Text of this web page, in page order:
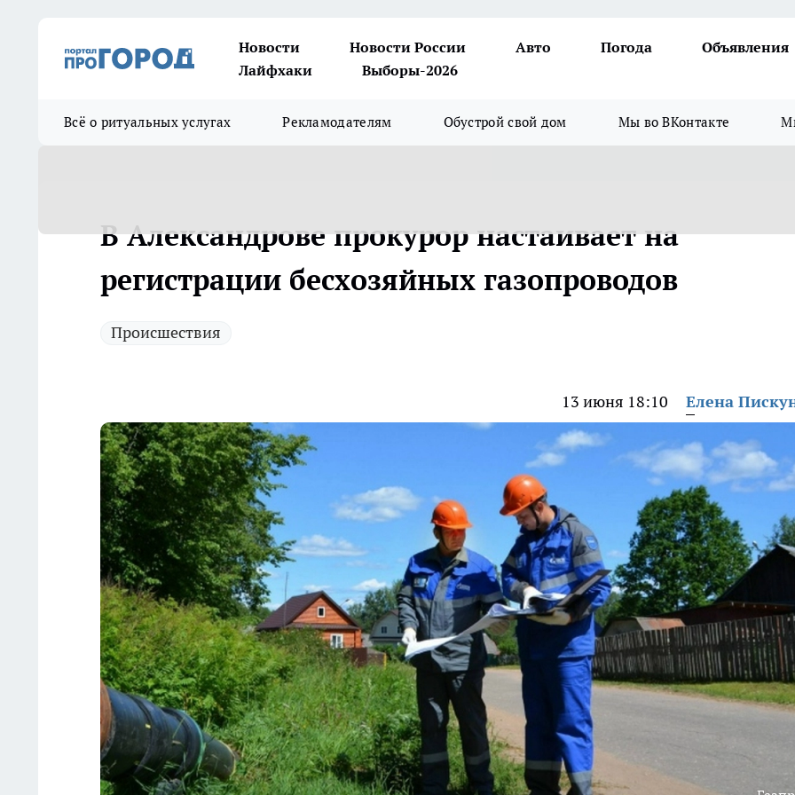
Новости Новости России Авто Погода
Объявления
Лайфхаки
Выборы-2026
Всё о ритуальных услугах Рекламодателям Обустрой свой дом Мы во ВКонтакте
В Александрове прокурор настаивает на
регистрации бесхозяйных газопроводов
Происшествия
13 июня 18:10 Елена